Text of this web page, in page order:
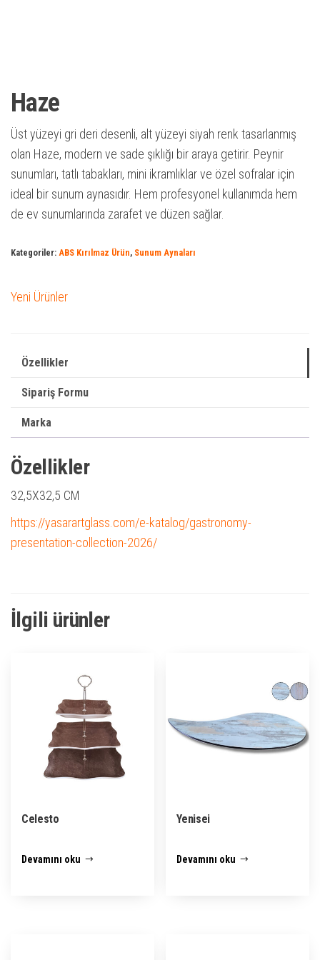
Haze
Üst yüzeyi gri deri desenli, alt yüzeyi siyah renk tasarlanmış
olan Haze, modern ve sade şıklığı bir araya getirir. Peynir
sunumları, tatlı tabakları, mini ikramlıklar ve özel sofralar için
ideal bir sunum aynasıdır. Hem profesyonel kullanımda hem
de ev sunumlarında zarafet ve düzen sağlar.
Kategoriler: ABS Kırılmaz Ürün, Sunum Aynaları
Yeni Ürünler
Özellikler
Sipariş Formu
Marka
Özellikler
32,5X32,5 CM
https://yasarartglass.com/e-katalog/gastronomy-
presentation-collection-2026/
İlgili ürünler
Celesto
Devamını oku
Yenisei
Devamını oku